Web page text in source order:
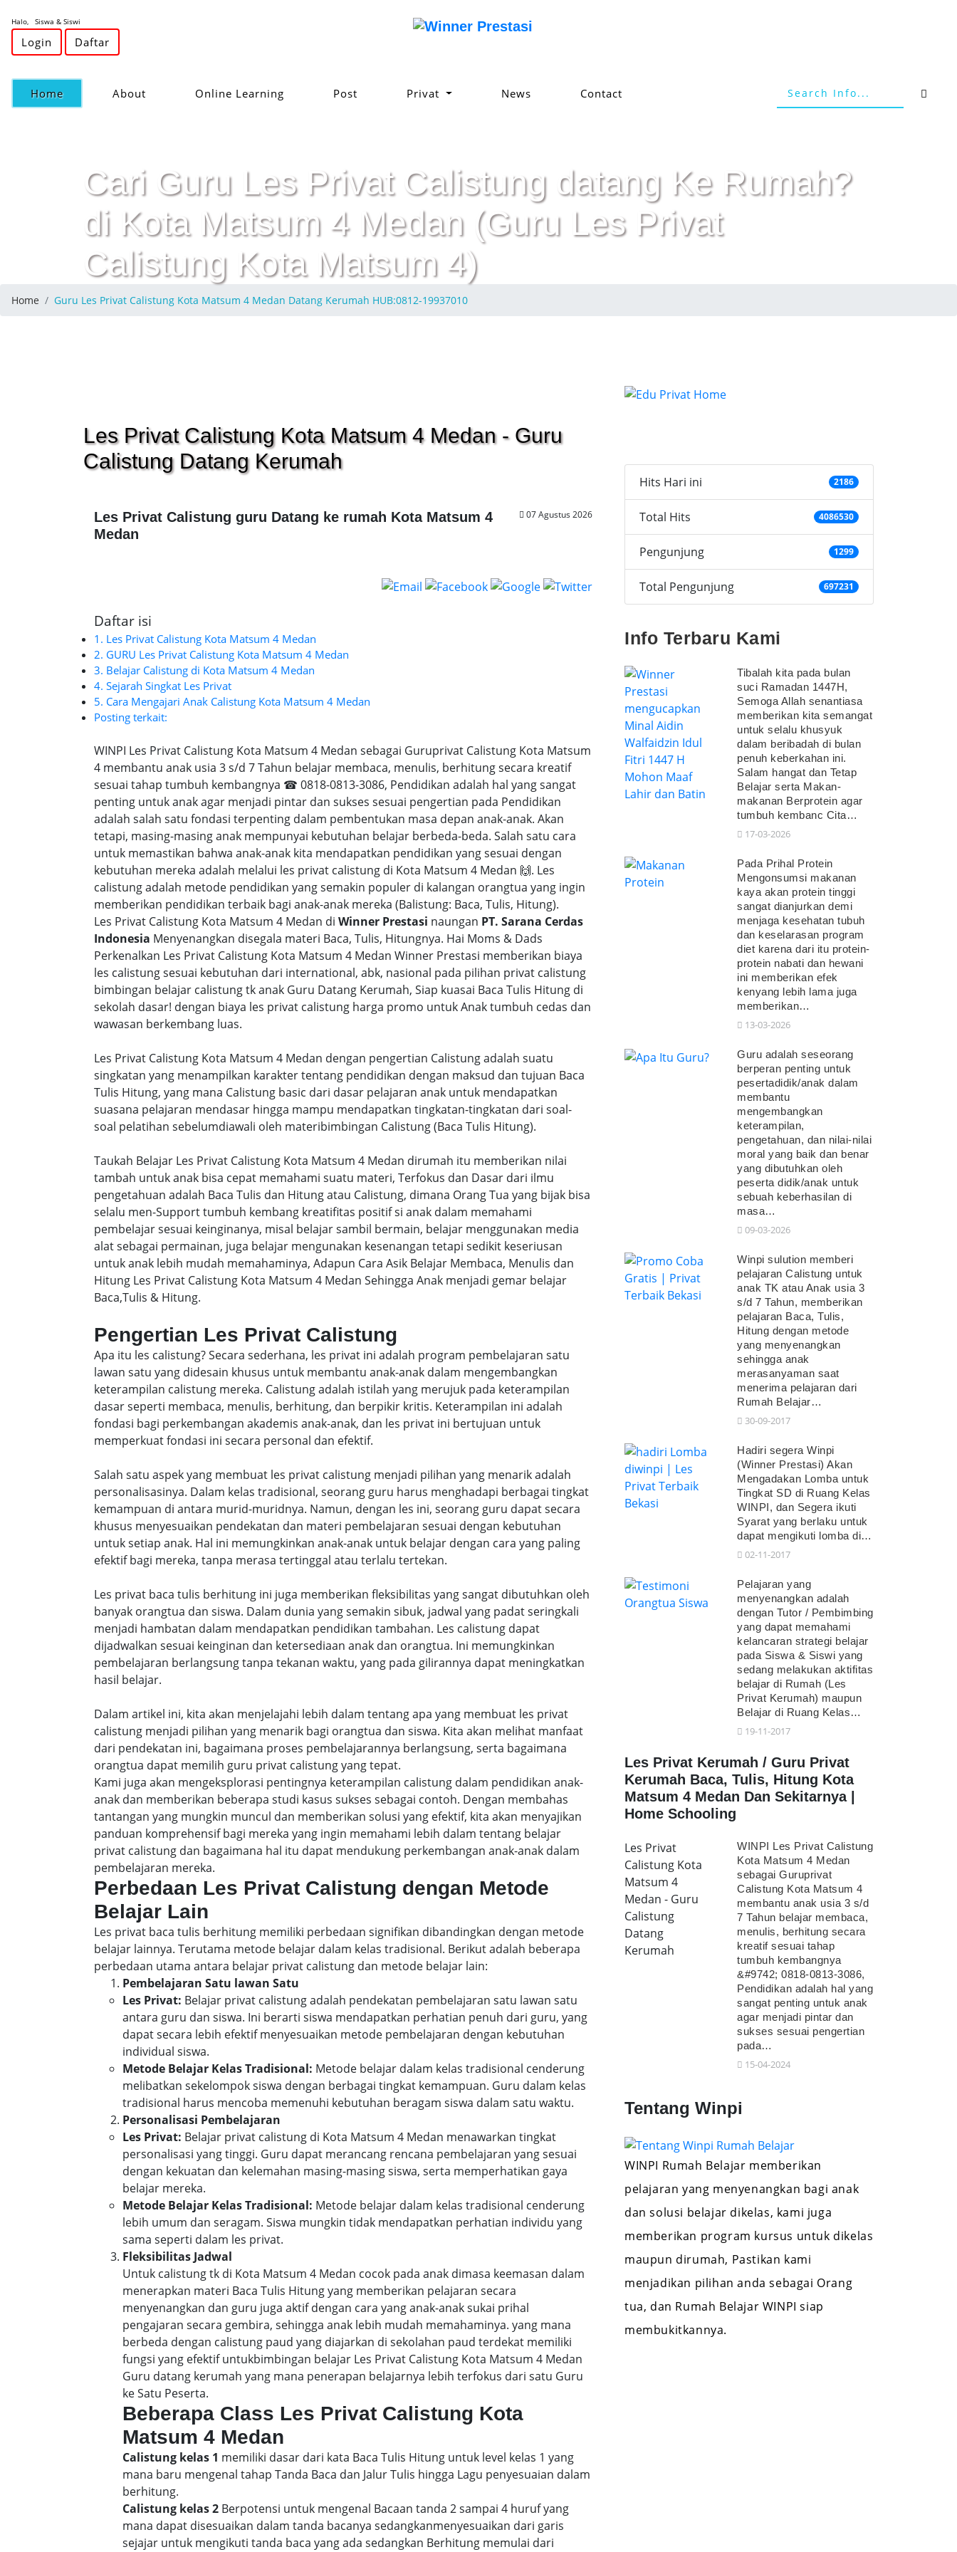
Halo, Siswa & Siswi
Login Daftar
Home(current) About Online Learning Post Privat News Contact
Cari Guru Les Privat Calistung datang Ke Rumah?
di Kota Matsum 4 Medan (Guru Les Privat
Calistung Kota Matsum 4)
Home Guru Les Privat Calistung Kota Matsum 4 Medan Datang Kerumah HUB:0812-19937010
Les Privat Calistung Kota Matsum 4 Medan - Guru
Calistung Datang Kerumah
07 Agustus 2026
Les Privat Calistung guru Datang ke rumah Kota Matsum 4
Medan
Daftar isi
1. Les Privat Calistung Kota Matsum 4 Medan
2. GURU Les Privat Calistung Kota Matsum 4 Medan
3. Belajar Calistung di Kota Matsum 4 Medan
4. Sejarah Singkat Les Privat
5. Cara Mengajari Anak Calistung Kota Matsum 4 Medan
Posting terkait:
WINPI Les Privat Calistung Kota Matsum 4 Medan sebagai Guruprivat Calistung Kota Matsum
4 membantu anak usia 3 s/d 7 Tahun belajar membaca, menulis, berhitung secara kreatif
sesuai tahap tumbuh kembangnya ☎ 0818-0813-3086, Pendidikan adalah hal yang sangat
penting untuk anak agar menjadi pintar dan sukses sesuai pengertian pada Pendidikan
adalah salah satu fondasi terpenting dalam pembentukan masa depan anak-anak. Akan
tetapi, masing-masing anak mempunyai kebutuhan belajar berbeda-beda. Salah satu cara
untuk memastikan bahwa anak-anak kita mendapatkan pendidikan yang sesuai dengan
kebutuhan mereka adalah melalui les privat calistung di Kota Matsum 4 Medan 🙌. Les
calistung adalah metode pendidikan yang semakin populer di kalangan orangtua yang ingin
memberikan pendidikan terbaik bagi anak-anak mereka (Balistung: Baca, Tulis, Hitung).
Les Privat Calistung Kota Matsum 4 Medan di Winner Prestasi naungan PT. Sarana Cerdas
Indonesia Menyenangkan disegala materi Baca, Tulis, Hitungnya. Hai Moms & Dads
Perkenalkan Les Privat Calistung Kota Matsum 4 Medan Winner Prestasi memberikan biaya
les calistung sesuai kebutuhan dari international, abk, nasional pada pilihan privat calistung
bimbingan belajar calistung tk anak Guru Datang Kerumah, Siap kuasai Baca Tulis Hitung di
sekolah dasar! dengan biaya les privat calistung harga promo untuk Anak tumbuh cedas dan
wawasan berkembang luas.
Les Privat Calistung Kota Matsum 4 Medan dengan pengertian Calistung adalah suatu
singkatan yang menampilkan karakter tentang pendidikan dengan maksud dan tujuan Baca
Tulis Hitung, yang mana Calistung basic dari dasar pelajaran anak untuk mendapatkan
suasana pelajaran mendasar hingga mampu mendapatkan tingkatan-tingkatan dari soal-
soal pelatihan sebelumdiawali oleh materibimbingan Calistung (Baca Tulis Hitung).
Taukah Belajar Les Privat Calistung Kota Matsum 4 Medan dirumah itu memberikan nilai
tambah untuk anak bisa cepat memahami suatu materi, Terfokus dan Dasar dari ilmu
pengetahuan adalah Baca Tulis dan Hitung atau Calistung, dimana Orang Tua yang bijak bisa
selalu men-Support tumbuh kembang kreatifitas positif si anak dalam memahami
pembelajar sesuai keinginanya, misal belajar sambil bermain, belajar menggunakan media
alat sebagai permainan, juga belajar mengunakan kesenangan tetapi sedikit keseriusan
untuk anak lebih mudah memahaminya, Adapun Cara Asik Belajar Membaca, Menulis dan
Hitung Les Privat Calistung Kota Matsum 4 Medan Sehingga Anak menjadi gemar belajar
Baca,Tulis & Hitung.
Pengertian Les Privat Calistung
Apa itu les calistung? Secara sederhana, les privat ini adalah program pembelajaran satu
lawan satu yang didesain khusus untuk membantu anak-anak dalam mengembangkan
keterampilan calistung mereka. Calistung adalah istilah yang merujuk pada keterampilan
dasar seperti membaca, menulis, berhitung, dan berpikir kritis. Keterampilan ini adalah
fondasi bagi perkembangan akademis anak-anak, dan les privat ini bertujuan untuk
memperkuat fondasi ini secara personal dan efektif.
Salah satu aspek yang membuat les privat calistung menjadi pilihan yang menarik adalah
personalisasinya. Dalam kelas tradisional, seorang guru harus menghadapi berbagai tingkat
kemampuan di antara murid-muridnya. Namun, dengan les ini, seorang guru dapat secara
khusus menyesuaikan pendekatan dan materi pembelajaran sesuai dengan kebutuhan
untuk setiap anak. Hal ini memungkinkan anak-anak untuk belajar dengan cara yang paling
efektif bagi mereka, tanpa merasa tertinggal atau terlalu tertekan.
Les privat baca tulis berhitung ini juga memberikan fleksibilitas yang sangat dibutuhkan oleh
banyak orangtua dan siswa. Dalam dunia yang semakin sibuk, jadwal yang padat seringkali
menjadi hambatan dalam mendapatkan pendidikan tambahan. Les calistung dapat
dijadwalkan sesuai keinginan dan ketersediaan anak dan orangtua. Ini memungkinkan
pembelajaran berlangsung tanpa tekanan waktu, yang pada gilirannya dapat meningkatkan
hasil belajar.
Dalam artikel ini, kita akan menjelajahi lebih dalam tentang apa yang membuat les privat
calistung menjadi pilihan yang menarik bagi orangtua dan siswa. Kita akan melihat manfaat
dari pendekatan ini, bagaimana proses pembelajarannya berlangsung, serta bagaimana
orangtua dapat memilih guru privat calistung yang tepat.
Kami juga akan mengeksplorasi pentingnya keterampilan calistung dalam pendidikan anak-
anak dan memberikan beberapa studi kasus sukses sebagai contoh. Dengan membahas
tantangan yang mungkin muncul dan memberikan solusi yang efektif, kita akan menyajikan
panduan komprehensif bagi mereka yang ingin memahami lebih dalam tentang belajar
privat calistung dan bagaimana hal itu dapat mendukung perkembangan anak-anak dalam
pembelajaran mereka.
Perbedaan Les Privat Calistung dengan Metode
Belajar Lain
Les privat baca tulis berhitung memiliki perbedaan signifikan dibandingkan dengan metode
belajar lainnya. Terutama metode belajar dalam kelas tradisional. Berikut adalah beberapa
perbedaan utama antara belajar privat calistung dan metode belajar lain:
Pembelajaran Satu lawan Satu
Les Privat: Belajar privat calistung adalah pendekatan pembelajaran satu lawan satu
antara guru dan siswa. Ini berarti siswa mendapatkan perhatian penuh dari guru, yang
dapat secara lebih efektif menyesuaikan metode pembelajaran dengan kebutuhan
individual siswa.
Metode Belajar Kelas Tradisional: Metode belajar dalam kelas tradisional cenderung
melibatkan sekelompok siswa dengan berbagai tingkat kemampuan. Guru dalam kelas
tradisional harus mencoba memenuhi kebutuhan beragam siswa dalam satu waktu.
Personalisasi Pembelajaran
Les Privat: Belajar privat calistung di Kota Matsum 4 Medan menawarkan tingkat
personalisasi yang tinggi. Guru dapat merancang rencana pembelajaran yang sesuai
dengan kekuatan dan kelemahan masing-masing siswa, serta memperhatikan gaya
belajar mereka.
Metode Belajar Kelas Tradisional: Metode belajar dalam kelas tradisional cenderung
lebih umum dan seragam. Siswa mungkin tidak mendapatkan perhatian individu yang
sama seperti dalam les privat.
Fleksibilitas Jadwal
Untuk calistung tk di Kota Matsum 4 Medan cocok pada anak dimasa keemasan dalam
menerapkan materi Baca Tulis Hitung yang memberikan pelajaran secara
menyenangkan dan guru juga aktif dengan cara yang anak-anak sukai prihal
pengajaran secara gembira, sehingga anak lebih mudah memahaminya. yang mana
berbeda dengan calistung paud yang diajarkan di sekolahan paud terdekat memiliki
fungsi yang efektif untukbimbingan belajar Les Privat Calistung Kota Matsum 4 Medan
Guru datang kerumah yang mana penerapan belajarnya lebih terfokus dari satu Guru
ke Satu Peserta.
Beberapa Class Les Privat Calistung Kota
Matsum 4 Medan
Calistung kelas 1 memiliki dasar dari kata Baca Tulis Hitung untuk level kelas 1 yang
mana baru mengenal tahap Tanda Baca dan Jalur Tulis hingga Lagu penyesuaian dalam
berhitung.
Calistung kelas 2 Berpotensi untuk mengenal Bacaan tanda 2 sampai 4 huruf yang
mana dapat disesuaikan dalam tanda bacanya sedangkanmenyesuaikan dari garis
sejajar untuk mengikuti tanda baca yang ada sedangkan Berhitung memulai dari
Hits Hari ini 2186
Total Hits 4086530
Pengunjung 1299
Total Pengunjung 697231
Info Terbaru Kami
Tibalah kita pada bulan
suci Ramadan 1447H,
Semoga Allah senantiasa
memberikan kita semangat
untuk selalu khusyuk
dalam beribadah di bulan
penuh keberkahan ini.
Salam hangat dan Tetap
Belajar serta Makan-
makanan Berprotein agar
tumbuh kembanc Cita…
17-03-2026
Pada Prihal Protein
Mengonsumsi makanan
kaya akan protein tinggi
sangat dianjurkan demi
menjaga kesehatan tubuh
dan keselarasan program
diet karena dari itu protein-
protein nabati dan hewani
ini memberikan efek
kenyang lebih lama juga
memberikan…
13-03-2026
Guru adalah seseorang
berperan penting untuk
pesertadidik/anak dalam
membantu
mengembangkan
keterampilan,
pengetahuan, dan nilai-nilai
moral yang baik dan benar
yang dibutuhkan oleh
peserta didik/anak untuk
sebuah keberhasilan di
masa…
09-03-2026
Winpi sulution memberi
pelajaran Calistung untuk
anak TK atau Anak usia 3
s/d 7 Tahun, memberikan
pelajaran Baca, Tulis,
Hitung dengan metode
yang menyenangkan
sehingga anak
merasanyaman saat
menerima pelajaran dari
Rumah Belajar…
30-09-2017
Hadiri segera Winpi
(Winner Prestasi) Akan
Mengadakan Lomba untuk
Tingkat SD di Ruang Kelas
WINPI, dan Segera ikuti
Syarat yang berlaku untuk
dapat mengikuti lomba di…
02-11-2017
Pelajaran yang
menyenangkan adalah
dengan Tutor / Pembimbing
yang dapat memahami
kelancaran strategi belajar
pada Siswa & Siswi yang
sedang melakukan aktifitas
belajar di Rumah (Les
Privat Kerumah) maupun
Belajar di Ruang Kelas…
19-11-2017
Les Privat Kerumah / Guru Privat
Kerumah Baca, Tulis, Hitung Kota
Matsum 4 Medan Dan Sekitarnya |
Home Schooling
Les Privat
Calistung Kota
Matsum 4
Medan - Guru
Calistung
Datang
Kerumah
WINPI Les Privat Calistung
Kota Matsum 4 Medan
sebagai Guruprivat
Calistung Kota Matsum 4
membantu anak usia 3 s/d
7 Tahun belajar membaca,
menulis, berhitung secara
kreatif sesuai tahap
tumbuh kembangnya
&#9742; 0818-0813-3086,
Pendidikan adalah hal yang
sangat penting untuk anak
agar menjadi pintar dan
sukses sesuai pengertian
pada…
15-04-2024
Tentang Winpi
WINPI Rumah Belajar memberikan
pelajaran yang menyenangkan bagi anak
dan solusi belajar dikelas, kami juga
memberikan program kursus untuk dikelas
maupun dirumah, Pastikan kami
menjadikan pilihan anda sebagai Orang
tua, dan Rumah Belajar WINPI siap
membukitkannya.